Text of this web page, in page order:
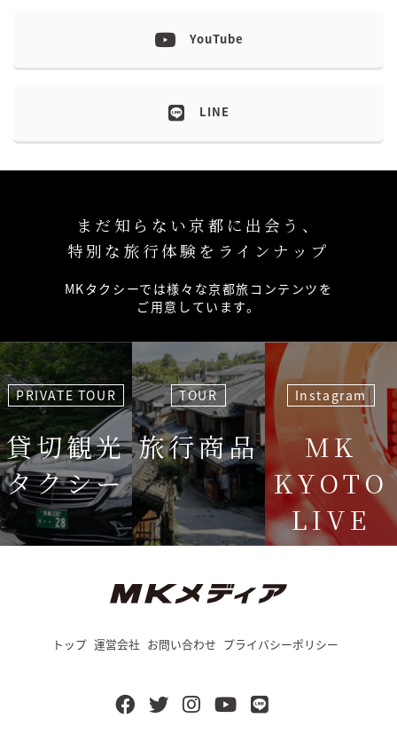
YouTube
LINE
まだ知らない京都に出会う、
特別な旅行体験をラインナップ
MKタクシーでは様々な京都旅コンテンツを
ご用意しています。
PRIVATE TOUR
貸切観光
タクシー
TOUR
旅行商品
Instagram
MK
KYOTO
LIVE
トップ 運営会社 お問い合わせ プライバシーポリシー